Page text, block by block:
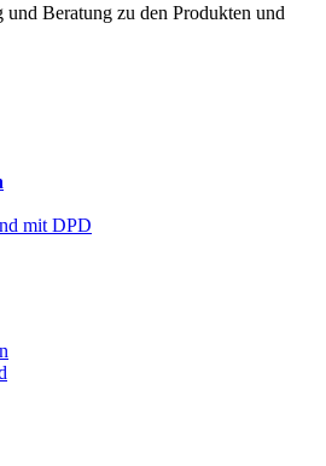
und Beratung zu den Produkten und
mit DPD